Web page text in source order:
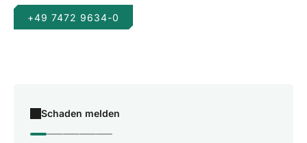
+49 7472 9634-0
Schaden melden